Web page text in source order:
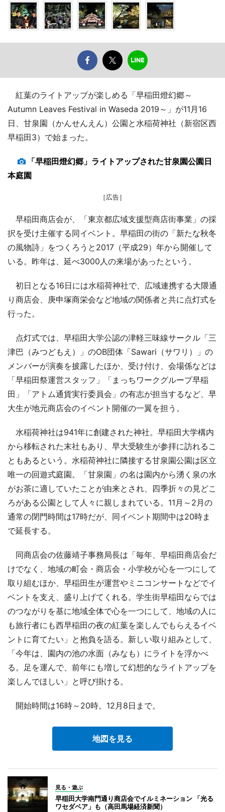
紅葉のライトアップが楽しめる「早稲田燈幻郷～
Autumn Leaves Festival in Waseda 2019～」が11月16
日、甘泉園（かんせんえん）公園と水稲荷神社（新宿区西
早稲田3）で始まった。
「早稲田燈幻郷」ライトアップされた甘泉園公園日
本庭園
［広告］
早稲田商店会が、「東京都広域支援型商店街事業」の採
択を受け主催する同イベント。早稲田の街の「新たな秋冬
の風物詩」をつくろうと2017（平成29）年から開催して
いる。昨年は、延べ3000人の来場があったという。
初日となる16日には水稲荷神社で、広域連携する大隈通
り商店会、庚申塚商栄会など地域の関係者と共に点灯式を
行った。
点灯式では、早稲田大学公認の津軽三味線サークル「三
津巴（みつどもえ）」のOB団体「Sawari（サワリ）」の
メンバーが演奏を披露したほか、受け付け、会場係などは
「早稲田祭運営スタッフ」「まっちワークグループ早稲
田」「アトム通貨実行委員会」の有志が担当するなど、早
大生が地元商店会のイベント開催の一翼を担う。
水稲荷神社は941年に創建された神社。早稲田大学構内
から移転された末社もあり、早大受験生が参拝に訪れるこ
ともあるという。水稲荷神社に隣接する甘泉園公園は区立
唯一の回遊式庭園。「甘泉園」の名は園内から湧く泉の水
がお茶に適していたことが由来とされ、四季折々の見どこ
ろがある公園として人々に親しまれている。11月～2月の
通常の閉門時間は17時だが、同イベント期間中は20時ま
で延長する。
同商店会の佐藤靖子事務局長は「毎年、早稲田商店会だ
けでなく、地域の町会・商店会・小学校が心を一つにして
取り組むほか、早稲田生が運営やミニコンサートなどでイ
ベントを支え、盛り上げてくれる。学生街早稲田ならでは
のつながりを基に地域全体で心を一つにして、地域の人に
も旅行者にも西早稲田の夜の紅葉を楽しんでもらえるイベ
ントに育てたい」と抱負を語る。新しい取り組みとして、
「今年は、園内の池の水面（みなも）にライトを浮かべ
る。足を運んで、前年にも増して幻想的なライトアップを
楽しんでほしい」と呼び掛ける。
開始時間は16時～20時。12月8日まで。
地図を見る
見る・遊ぶ
早稲田大学南門通り商店会でイルミネーション 「光る
ワセダベア」も（高田馬場経済新聞）